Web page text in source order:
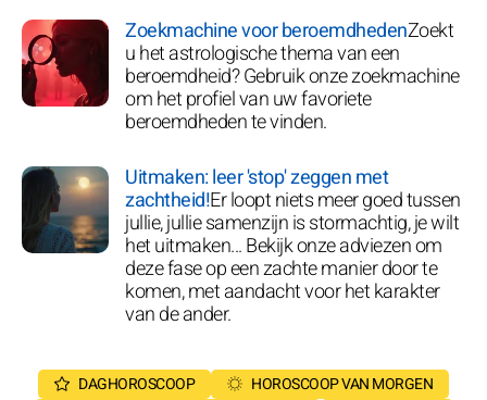
Zoekmachine voor beroemdhedenZoekt
u het astrologische thema van een
beroemdheid? Gebruik onze zoekmachine
om het profiel van uw favoriete
beroemdheden te vinden.
Uitmaken: leer 'stop' zeggen met
zachtheid!Er loopt niets meer goed tussen
jullie, jullie samenzijn is stormachtig, je wilt
het uitmaken... Bekijk onze adviezen om
deze fase op een zachte manier door te
komen, met aandacht voor het karakter
van de ander.
DAGHOROSCOOP
HOROSCOOP VAN MORGEN